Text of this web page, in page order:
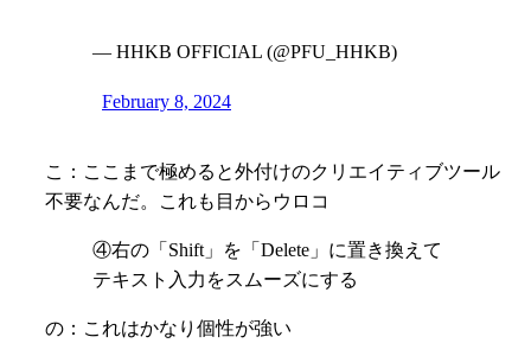
— HHKB OFFICIAL (@PFU_HHKB)
February 8, 2024
こ：ここまで極めると外付けのクリエイティブツール
不要なんだ。これも目からウロコ
④右の「Shift」を「Delete」に置き換えて
テキスト入力をスムーズにする
の：これはかなり個性が強い